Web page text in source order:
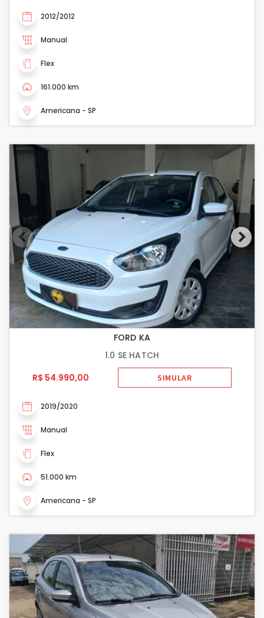
2012/2012
Manual
Flex
161.000 km
Americana - SP
FORD KA
1.0 SE HATCH
R$ 54.990,00
SIMULAR
2019/2020
Manual
Flex
51.000 km
Americana - SP